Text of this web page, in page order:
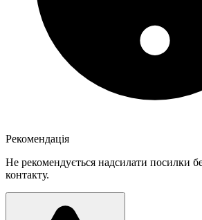
Рекомендація
Не рекомендується надсилати посилки
контакту.